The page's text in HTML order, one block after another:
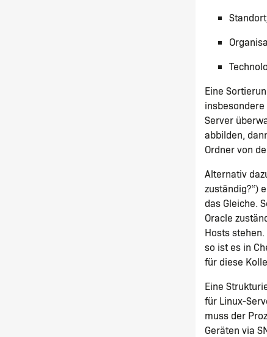
Eine
Server
abbilden,
Ordner von
Alternativ
zuständig?“)
das Gleiche.
Oracle
Hosts
so ist es in
für diese
Eine
für Linux-
muss der
Geräten via